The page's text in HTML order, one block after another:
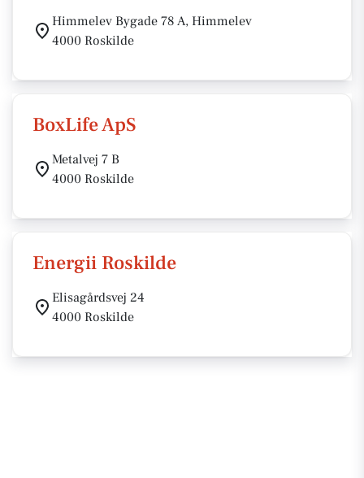
Himmelev Bygade 78 A, Himmelev
4000 Roskilde
BoxLife ApS
Metalvej 7 B
4000 Roskilde
Energii Roskilde
Elisagårdsvej 24
4000 Roskilde